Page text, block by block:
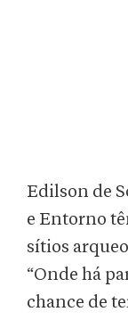
Edilson de
e Entorno
sítios
“Onde há
chance de